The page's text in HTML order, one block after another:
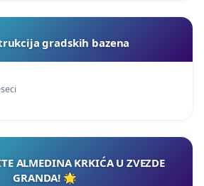
gradskih bazena
ALMEDINA KRKIĆA U ZVEZDE
GRANDA! 🌟